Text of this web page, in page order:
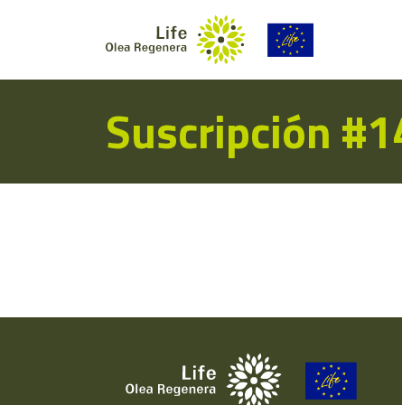
Suscripción